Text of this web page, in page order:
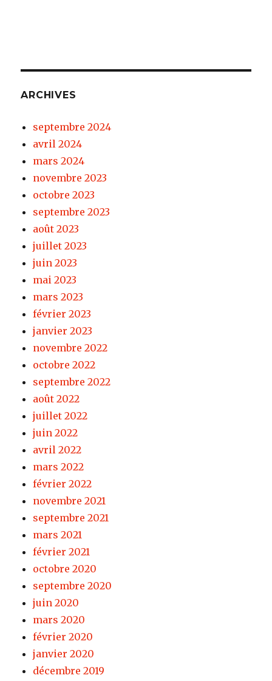
ARCHIVES
septembre 2024
avril 2024
mars 2024
novembre 2023
octobre 2023
septembre 2023
août 2023
juillet 2023
juin 2023
mai 2023
mars 2023
février 2023
janvier 2023
novembre 2022
octobre 2022
septembre 2022
août 2022
juillet 2022
juin 2022
avril 2022
mars 2022
février 2022
novembre 2021
septembre 2021
mars 2021
février 2021
octobre 2020
septembre 2020
juin 2020
mars 2020
février 2020
janvier 2020
décembre 2019